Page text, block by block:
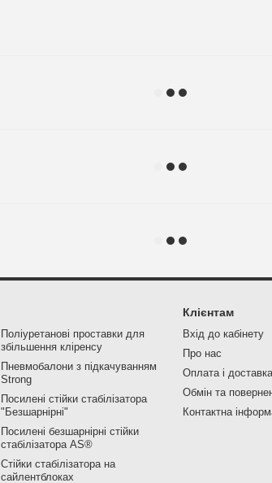
Поліуретанові проставки для
збільшення кліренсу
Пневмобалони з підкачуванням
Strong
Посилені стійки стабілізатора
"Безшарнірні"
Посилені безшарнірні стійки
стабілізатора AS®
Стійки стабілізатора на
сайлентблоках
Клієнтам
Вхід до кабінету
Про нас
Оплата і доставка
Обмін та
Контактна